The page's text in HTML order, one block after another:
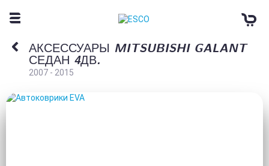
АКСЕССУАРЫ MITSUBISHI GALANT
СЕДАН 4ДВ.
2007 - 2015